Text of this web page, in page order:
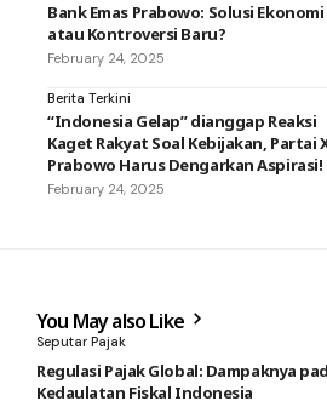
Bank Emas Prabowo: Solusi Ekonomi
atau Kontroversi Baru?
February 24, 2025
Berita Terkini
“Indonesia Gelap” dianggap Reaksi
Kaget Rakyat Soal Kebijakan, Partai
Prabowo Harus Dengarkan Aspirasi!
February 24, 2025
You May also Like
Seputar Pajak
Regulasi Pajak Global: Dampaknya
Kedaulatan Fiskal Indonesia